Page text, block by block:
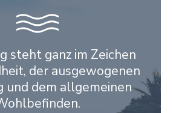
steht ganz im Zeichen
der ausgewogenen
und dem allgemeinen